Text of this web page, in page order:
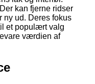
kan fjerne ridser
ny ud. Deres fokus
et populært valg
værdien af